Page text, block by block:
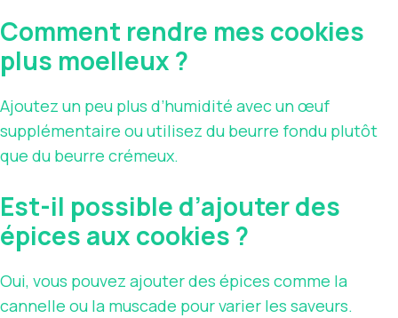
Comment rendre mes cookies
plus moelleux ?
Ajoutez un peu plus d’humidité avec un œuf
supplémentaire ou utilisez du beurre fondu plutôt
que du beurre crémeux.
Est-il possible d’ajouter des
épices aux cookies ?
Oui, vous pouvez ajouter des épices comme la
cannelle ou la muscade pour varier les saveurs.